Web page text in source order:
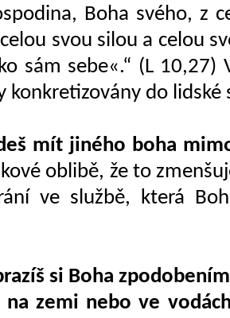
Boha svého, z
svou silou a celou
sám sebe«.“ (L 10,27)
konkretizovány do lidské
mít jiného boha
oblibě, že to
ve službě, která
si Boha
zemi nebo ve